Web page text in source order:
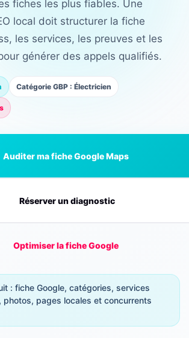
fiches les plus fiables. Une
local doit structurer la fiche
les services, les preuves et les
générer des appels qualifiés.
Catégorie GBP : Électricien
Auditer ma fiche Google Maps
Réserver un diagnostic
Optimiser la fiche Google
: fiche Google, catégories, services
photos, pages locales et concurrents